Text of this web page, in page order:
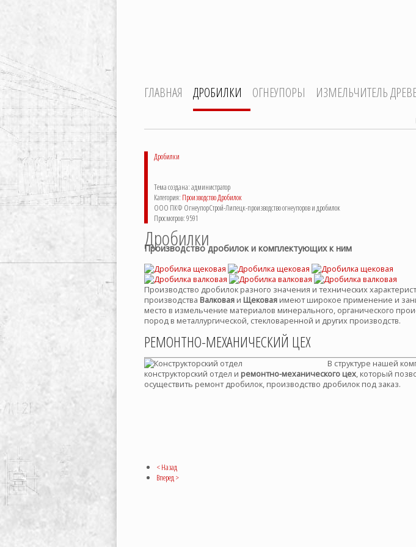
ГЛАВНАЯ ДРОБИЛКИ ОГНЕУПОРЫ ИЗМЕЛЬЧИТЕЛЬ
Дробилки
Тема создана: администратор
Категория: Производство Дробилок
ООО ПКФ ОгнеупорСтрой-Липецк-производство огнеупоров и дробилок
Просмотров: 9591
Дробилки
Производство дробилок и комплектующих к ним
Производство дробилок разного значения и технических
производства Валковая и Щековая имеют широкое применение и
место в измельчение материалов минерального, органического
пород в металлургической, стекловаренной и других производств.
РЕМОНТНО-МЕХАНИЧЕСКИЙ ЦЕХ
В структуре нашей
конструкторский отдел и ремонтно-механического цех, который
осуществить ремонт дробилок, производство дробилок под заказ.
< Назад
Вперед >